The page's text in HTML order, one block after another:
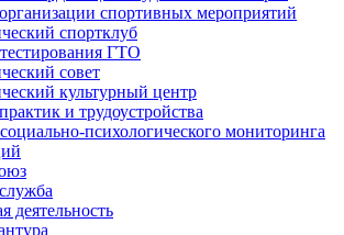
спортивных мероприятий
спортклуб
ГТО
совет
культурный центр
и трудоустройства
психологического мониторинга
деятельность